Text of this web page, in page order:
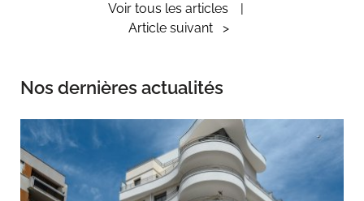
Voir tous les articles
Article suivant
>
Nos dernières actualités